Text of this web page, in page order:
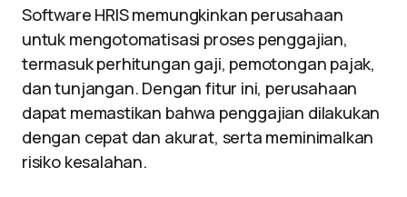
Software HRIS memungkinkan perusahaan
untuk mengotomatisasi proses penggajian,
termasuk perhitungan gaji, pemotongan pajak,
dan tunjangan. Dengan fitur ini, perusahaan
dapat memastikan bahwa penggajian dilakukan
dengan cepat dan akurat, serta meminimalkan
risiko kesalahan.